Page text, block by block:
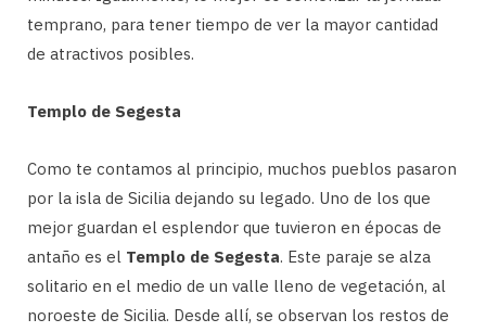
temprano, para tener tiempo de ver la mayor cantidad
de atractivos posibles.
Templo de Segesta
Como te contamos al principio, muchos pueblos pasaron
por la isla de Sicilia dejando su legado. Uno de los que
mejor guardan el esplendor que tuvieron en épocas de
antaño es el Templo de Segesta. Este paraje se alza
solitario en el medio de un valle lleno de vegetación, al
noroeste de Sicilia. Desde allí, se observan los restos de